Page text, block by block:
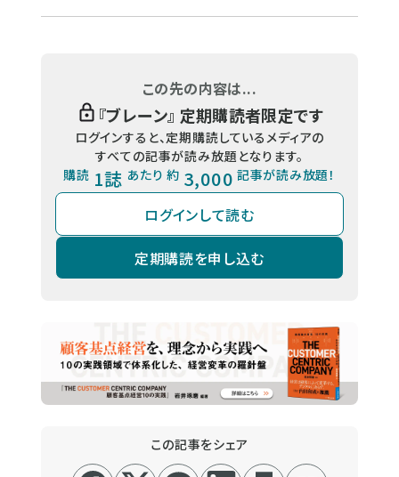
この先の内容は...
『ブレーン』 定期購読者限定です
ログインすると、定期購読しているメディアの
すべての記事が読み放題となります。
購読 1誌 あたり 約 3,000 記事が読み放題！
ログインして読む
定期購読を申し込む
この記事をシェア